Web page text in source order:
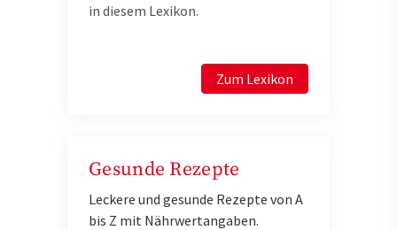
in diesem Lexikon.
Zum Lexikon
Gesunde Rezepte
Leckere und gesunde Rezepte von A
bis Z mit Nährwertangaben.